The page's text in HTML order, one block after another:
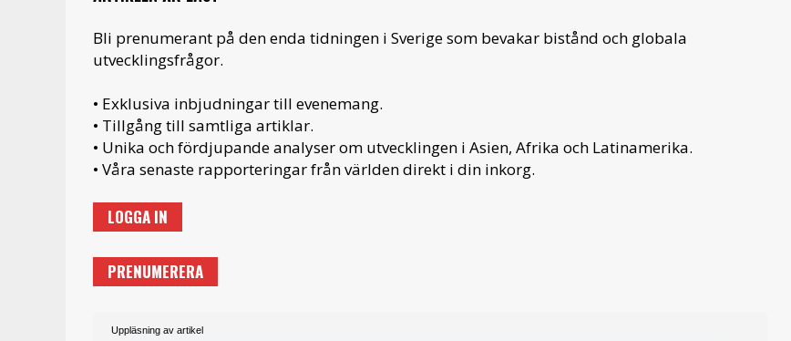
Bli prenumerant på den enda tidningen i Sverige som bevakar bistånd och globala
utvecklingsfrågor.
• Exklusiva inbjudningar till evenemang.
• Tillgång till samtliga artiklar.
• Unika och fördjupande analyser om utvecklingen i Asien, Afrika och Latinamerika.
• Våra senaste rapporteringar från världen direkt i din inkorg.
LOGGA IN
PRENUMERERA
Uppläsning av artikel